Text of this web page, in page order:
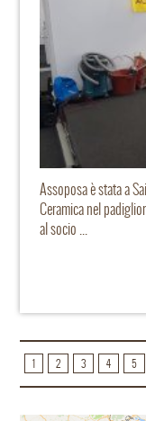
Assoposa è stata a
Ceramica nel
al socio ...
1 2 3 4 5